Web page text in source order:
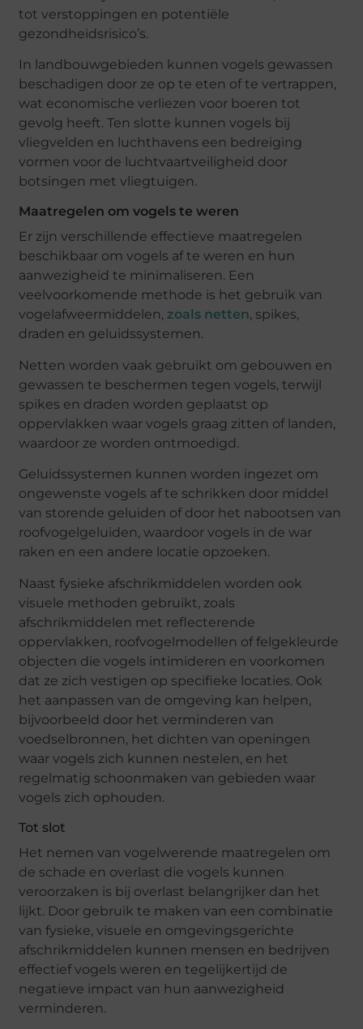
tot verstoppingen en potentiële
gezondheidsrisico’s.
In landbouwgebieden kunnen vogels gewassen
beschadigen door ze op te eten of te vertrappen,
wat economische verliezen voor boeren tot
gevolg heeft. Ten slotte kunnen vogels bij
vliegvelden en luchthavens een bedreiging
vormen voor de luchtvaartveiligheid door
botsingen met vliegtuigen.
Maatregelen om vogels te weren
Er zijn verschillende effectieve maatregelen
beschikbaar om vogels af te weren en hun
aanwezigheid te minimaliseren. Een
veelvoorkomende methode is het gebruik van
vogelafweermiddelen, zoals netten, spikes,
draden en geluidssystemen.
Netten worden vaak gebruikt om gebouwen en
gewassen te beschermen tegen vogels, terwijl
spikes en draden worden geplaatst op
oppervlakken waar vogels graag zitten of landen,
waardoor ze worden ontmoedigd.
Geluidssystemen kunnen worden ingezet om
ongewenste vogels af te schrikken door middel
van storende geluiden of door het nabootsen van
roofvogelgeluiden, waardoor vogels in de war
raken en een andere locatie opzoeken.
Naast fysieke afschrikmiddelen worden ook
visuele methoden gebruikt, zoals
afschrikmiddelen met reflecterende
oppervlakken, roofvogelmodellen of felgekleurde
objecten die vogels intimideren en voorkomen
dat ze zich vestigen op specifieke locaties. Ook
het aanpassen van de omgeving kan helpen,
bijvoorbeeld door het verminderen van
voedselbronnen, het dichten van openingen
waar vogels zich kunnen nestelen, en het
regelmatig schoonmaken van gebieden waar
vogels zich ophouden.
Tot slot
Het nemen van vogelwerende maatregelen om
de schade en overlast die vogels kunnen
veroorzaken is bij overlast belangrijker dan het
lijkt. Door gebruik te maken van een combinatie
van fysieke, visuele en omgevingsgerichte
afschrikmiddelen kunnen mensen en bedrijven
effectief vogels weren en tegelijkertijd de
negatieve impact van hun aanwezigheid
verminderen.